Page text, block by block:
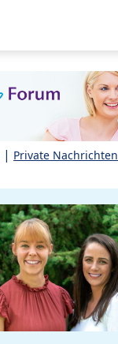
| Private Nachrichten